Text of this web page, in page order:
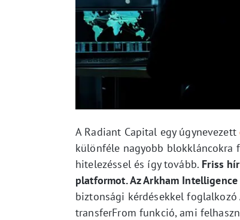
A Radiant Capital egy úgynevezett
különféle nagyobb blokkláncokra
hitelezéssel és így tovább. Friss
platformot. Az Arkham
biztonsági kérdésekkel
transferFrom funkció, ami